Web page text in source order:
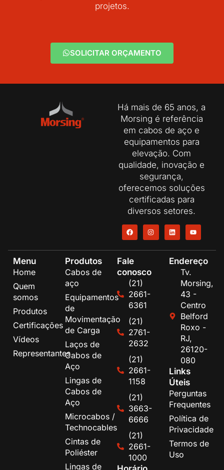
projetos.
SOLICITAR ORÇAMENTO
Há mais de 65 anos, a
Morsing é referência
em cabos de aço e
equipamentos para
elevação. Com
qualidade, inovação e
segurança,
oferecemos soluções
certificadas para
diversos setores.
Menu
Home
Quem
somos
Produtos
Certificações
Vídeos
Representantes
Produtos
Cabos de
aço
Equipamentos
de
Movimentação
de Carga
Laços de
Cabos de
Aço
Lingas de
Cabos de
Aço
Microcabos /
Technocables
Cintas de
Poliéster
Lingas de
Fale
conosco
(21)
2661-
6361
(21)
2761-
2632
(21)
2661-
1158
(21)
3663-
6666
(21)
2661-
1000
Endereço
Tv.
Morsing,
43 -
Centro
Belford
Roxo -
RJ,
26120-
080
Links
Úteis
Perguntas
Frequentes
Política de
Privacidade
Termos de
Uso